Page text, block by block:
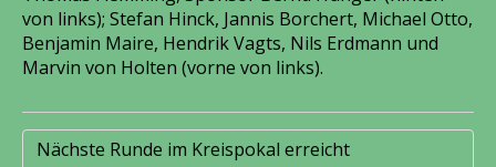
von links); Stefan Hinck, Jannis Borchert, Michael Otto,
Benjamin Maire, Hendrik Vagts, Nils Erdmann und
Marvin von Holten (vorne von links).
Nächste Runde im Kreispokal erreicht